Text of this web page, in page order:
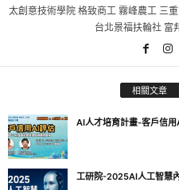
太創意技術學院 格致商工 霧峰農工 三
台北景福扶輪社 富
相關文章
AI人才培育計畫-客戶信
工研院-2025AI人工智慧